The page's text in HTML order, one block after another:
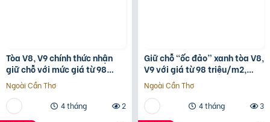
Tòa V8, V9 chính thức nhận
giữ chỗ với mức giá từ 98
triệu/m2, 1% early bird tại
Sunshine Sky City
Ngoài Cần Thơ
4 tháng
2
Giữ chỗ “ốc đảo” xanh tòa V8,
V9 với giá từ 98 triệu/m2,
hưởng 1% chiết khấu booking
sớm tại
Ngoài Cần Thơ
4 tháng
3